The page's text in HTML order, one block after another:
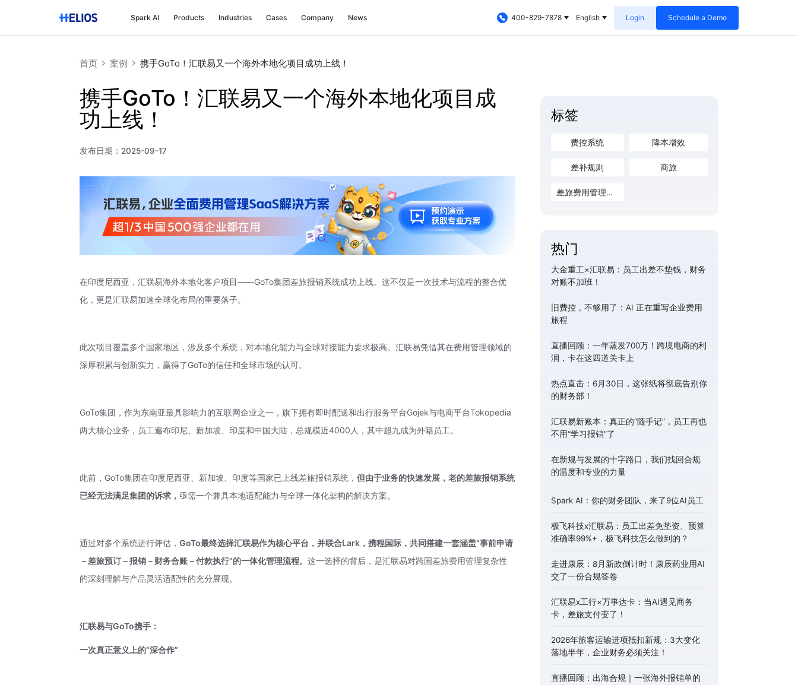
Spark AI Products Industries Cases Company News 400-829-7878 English Login Schedule a Demo
首页 案例 携手GoTo！汇联易又一个海外本地化项目成功上线！
携手GoTo！汇联易又一个海外本地化项目成
功上线！
发布日期： 2025-09-17
在印度尼西亚，汇联易海外本地化客户项目——GoTo集团差旅报销系统成功上线。这不仅是一次技术与流程的整合优
化，更是汇联易加速全球化布局的重要落子。
此次项目覆盖多个国家地区，涉及多个系统，对本地化能力与全球对接能力要求极高。汇联易凭借其在费用管理领域的
深厚积累与创新实力，赢得了GoTo的信任和全球市场的认可。
GoTo集团，作为东南亚最具影响力的互联网企业之一，旗下拥有即时配送和出行服务平台Gojek与电商平台Tokopedia
两大核心业务，员工遍布印尼、新加坡、印度和中国大陆，总规模近4000人，其中超九成为外籍员工。
此前，GoTo集团在印度尼西亚、新加坡、印度等国家已上线差旅报销系统，但由于业务的快速发展，老的差旅报销系统
已经无法满足集团的诉求， 亟需一个兼具本地适配能力与全球一体化架构的解决方案。
通过对多个系统进行评估，GoTo最终选择汇联易作为核心平台，并联合Lark，携程国际，共同搭建一套涵盖“事前申请
－差旅预订－报销－财务合账－付款执行”的一体化管理流程。这一选择的背后，是汇联易对跨国差旅费用管理复杂性
的深刻理解与产品灵活适配性的充分展现。
汇联易与GoTo携手：
一次真正意义上的“深合作”
标签
费控系统 降本增效
差补规则 商旅
差旅费用管理系统
热门
大金重工×汇联易：员工出差不垫钱，财务
对账不加班！
旧费控，不够用了：AI 正在重写企业费用
旅程
直播回顾：一年蒸发700万！跨境电商的利
润，卡在这四道关卡上
热点直击：6月30日，这张纸将彻底告别你
的财务部！
汇联易新账本：真正的“随手记”，员工再也
不用“学习报销”了
在新规与发展的十字路口，我们找回合规
的温度和专业的力量
Spark AI：你的财务团队，来了9位AI员工
极飞科技x汇联易：员工出差免垫资、预算
准确率99%+，极飞科技怎么做到的？
走进康辰：8月新政倒计时！康辰药业用AI
交了一份合规答卷
汇联易x工行×万事达卡：当AI遇见商务
卡，差旅支付变了！
2026年旅客运输进项抵扣新规：3大变化
落地半年，企业财务必须关注！
直播回顾：出海合规｜一张海外报销单的